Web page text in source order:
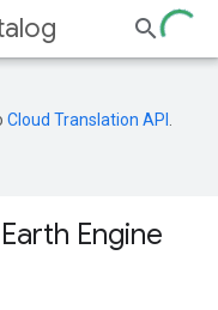
Cloud Translation API
Engine